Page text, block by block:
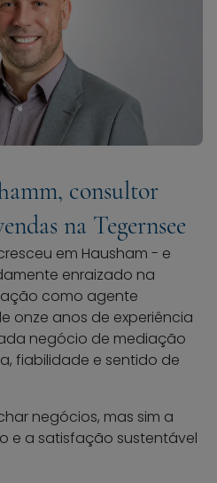
consultor
na Tegernsee
em Hausham - e
enraizado na
como agente
onze anos de experiência
negócio de mediação
fiabilidade e sentido de
negócios, mas sim a
e a satisfação sustentável